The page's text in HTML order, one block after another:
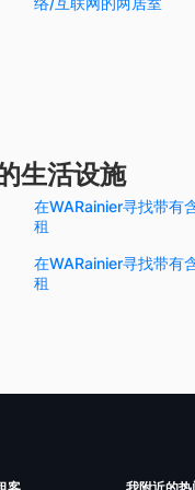
生活设施
在WARainier寻找带有
租
在WARainier寻找带有
租